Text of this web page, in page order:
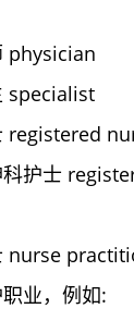
physician
specialist
registered
科护士
nurse
业，例如: